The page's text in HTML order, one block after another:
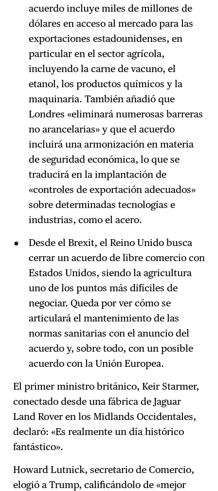
acuerdo incluye miles de millones de
dólares en acceso al mercado para las
exportaciones estadounidenses, en
particular en el sector agrícola,
incluyendo la carne de vacuno, el
etanol, los productos químicos y la
maquinaria. También añadió que
Londres «eliminará numerosas barreras
no arancelarias» y que el acuerdo
incluirá una armonización en materia
de seguridad económica, lo que se
traducirá en la implantación de
«controles de exportación adecuados»
sobre determinadas tecnologías e
industrias, como el acero.
Desde el Brexit, el Reino Unido busca
cerrar un acuerdo de libre comercio con
Estados Unidos, siendo la agricultura
uno de los puntos más difíciles de
negociar. Queda por ver cómo se
articulará el mantenimiento de las
normas sanitarias con el anuncio del
acuerdo y, sobre todo, con un posible
acuerdo con la Unión Europea.
El primer ministro británico, Keir Starmer,
conectado desde una fábrica de Jaguar
Land Rover en los Midlands Occidentales,
declaró: «Es realmente un día histórico
fantástico».
Howard Lutnick, secretario de Comercio,
elogió a Trump, calificándolo de «mejor